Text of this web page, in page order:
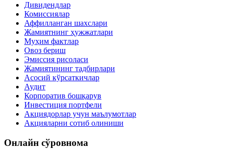
Дивидендлар
Комиссиялар
Аффилланган шахслари
Жамиятнинг ҳужжатлари
Муҳим фактлар
Овоз бериш
Эмиссия рисоласи
Жамиятининг тадбирлари
Асосий кўрсаткичлар
Аудит
Корпоратив бошқарув
Инвестиция портфели
Акциядорлар учун маълумотлар
Акцияларни сотиб олиниши
Онлайн сўровнома